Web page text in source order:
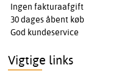
Ingen fakturaafgift
30 dages åbent køb
God kundeservice
Vigtige links